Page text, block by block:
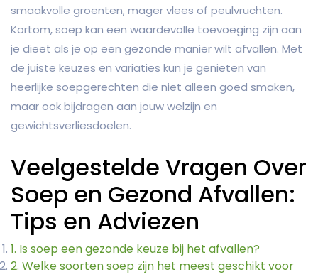
smaakvolle groenten, mager vlees of peulvruchten.
Kortom, soep kan een waardevolle toevoeging zijn aan
je dieet als je op een gezonde manier wilt afvallen. Met
de juiste keuzes en variaties kun je genieten van
heerlijke soepgerechten die niet alleen goed smaken,
maar ook bijdragen aan jouw welzijn en
gewichtsverliesdoelen.
Veelgestelde Vragen Over
Soep en Gezond Afvallen:
Tips en Adviezen
1. Is soep een gezonde keuze bij het afvallen?
2. Welke soorten soep zijn het meest geschikt voor